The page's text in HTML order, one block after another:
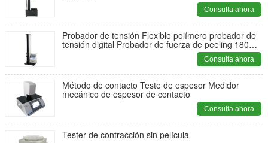
Consulta ahora
Probador de tensión Flexible polímero probador de
tensión digital Probador de fuerza de peeling 180
Consulta ahora
Método de contacto Teste de espesor Medidor
mecánico de espesor de contacto
Consulta ahora
Tester de contracción sin película